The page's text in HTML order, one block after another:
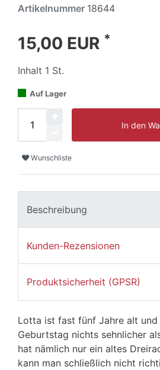
Artikelnummer 18644
15,00 EUR *
Inhalt 1 St.
Auf Lager
In den
Wunschliste
Beschreibung
Kunden-Rezensionen
Produktsicherheit (GPSR)
Lotta ist fast fünf Jahre alt und
Geburtstag nichts sehnlicher
hat nämlich nur ein altes
kann man schließlich nicht